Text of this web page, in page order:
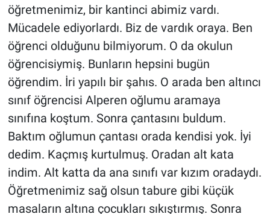
öğretmenimiz, bir kantinci abimiz vardı.
Mücadele ediyorlardı. Biz de vardık oraya. Ben
öğrenci olduğunu bilmiyorum. O da okulun
öğrencisiymiş. Bunların hepsini bugün
öğrendim. İri yapılı bir şahıs. O arada ben altıncı
sınıf öğrencisi Alperen oğlumu aramaya
sınıfına koştum. Sonra çantasını buldum.
Baktım oğlumun çantası orada kendisi yok. İyi
dedim. Kaçmış kurtulmuş. Oradan alt kata
indim. Alt katta da ana sınıfı var kızım oradaydı.
Öğretmenimiz sağ olsun tabure gibi küçük
masaların altına çocukları sıkıştırmış. Sonra